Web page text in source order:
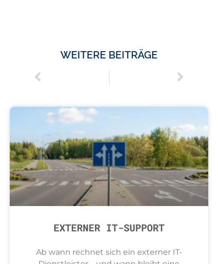
WEITERE BEITRÄGE
EXTERNER IT-SUPPORT
Ab wann rechnet sich ein externer IT-